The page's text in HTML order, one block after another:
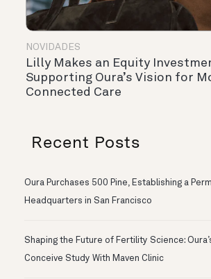
NOVIDADES
Lilly Makes an Equity
Supporting Oura’s Vision for
Connected Care
Recent Posts
Oura Purchases 500 Pine, Establishing a
Headquarters in San Francisco
Shaping the Future of Fertility Science:
Conceive Study With Maven Clinic